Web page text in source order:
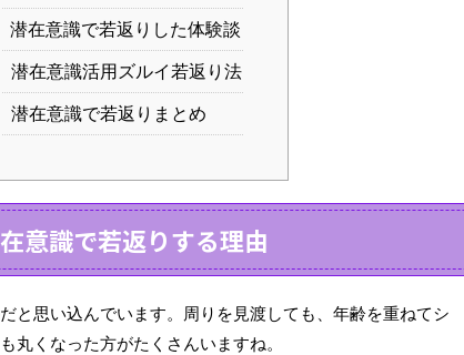
潜在意識で若返りした体験談
潜在意識活用ズルイ若返り法
潜在意識で若返りまとめ
意識で若返りする理由
と思い込んでいます。周りを見渡しても、年齢を重ねてシ
丸くなった方がたくさんいますね。